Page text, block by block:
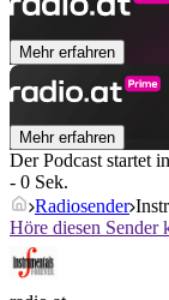
Mehr erfahren
Mehr erfahren
Der Podcast startet in
- 0 Sek.
Radiosender
Höre diesen Sender